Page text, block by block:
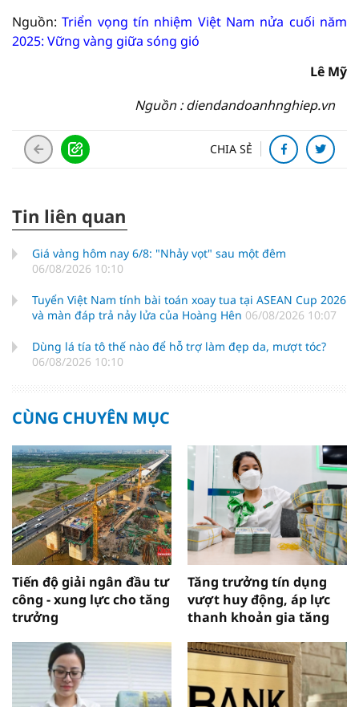
Nguồn:Triển vọng tín nhiệm Việt Nam nửa cuối năm
2025: Vững vàng giữa sóng gió
Lê Mỹ
Nguồn : diendandoanhnghiep.vn
CHIA SẺ
Tin liên quan
Giá vàng hôm nay 6/8: "Nhảy vọt" sau một đêm
06/08/2026 10:10
Tuyển Việt Nam tính bài toán xoay tua tại ASEAN Cup 2026
và màn đáp trả nảy lửa của Hoàng Hên 06/08/2026 10:07
Dùng lá tía tô thế nào để hỗ trợ làm đẹp da, mượt tóc?
06/08/2026 10:10
CÙNG CHUYÊN MỤC
Tiến độ giải ngân đầu tư
công - xung lực cho tăng
trưởng
Tăng trưởng tín dụng
vượt huy động, áp lực
thanh khoản gia tăng